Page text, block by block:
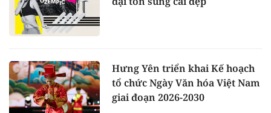
Hưng Yên triển khai Kế hoạch
tổ chức Ngày Văn hóa Việt Nam
giai đoạn 2026-2030